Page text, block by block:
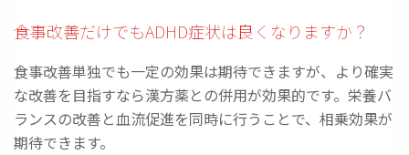
食事改善だけでもADHD症状は良くなりますか？
食事改善単独でも一定の効果は期待できますが、より確実
な改善を目指すなら漢方薬との併用が効果的です。栄養バ
ランスの改善と血流促進を同時に行うことで、相乗効果が
期待できます。